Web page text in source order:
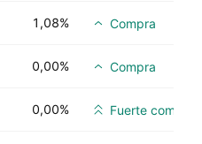
1,08% Compra
0,00% Compra
0,00% Fuerte compra